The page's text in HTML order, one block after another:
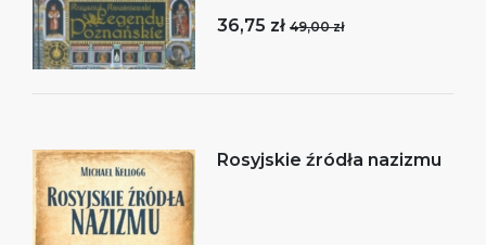
36,75 zł 49,00 zł
Rosyjskie źródła nazizmu